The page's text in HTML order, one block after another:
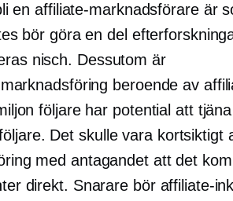
en affiliate-marknadsförare är
bör göra en del
nisch. Dessutom är
beroende av
följare har potential att
Det skulle vara kortsiktigt
med antagandet att det
direkt. Snarare bör affiliate-